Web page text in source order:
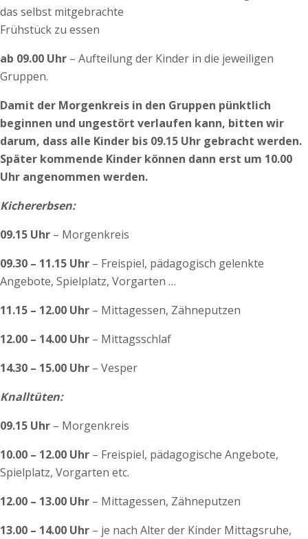
das selbst mitgebrachte
Frühstück zu essen
ab 09.00 Uhr – Aufteilung der Kinder in die jeweiligen
Gruppen.
Damit der Morgenkreis in den Gruppen pünktlich
beginnen und ungestört verlaufen kann, bitten wir
darum, dass alle Kinder bis 09.15 Uhr gebracht werden.
Später kommende Kinder können dann erst um 10.00
Uhr angenommen werden.
Kichererbsen:
09.15 Uhr – Morgenkreis
09.30 – 11.15 Uhr – Freispiel, pädagogisch gelenkte
Angebote, Spielplatz, Vorgarten …
11.15 – 12.00 Uhr – Mittagessen, Zähneputzen
12.00 – 14.00 Uhr – Mittagsschlaf
14.30 – 15.00 Uhr – Vesper
Knalltüten:
09.15 Uhr – Morgenkreis
10.00 – 12.00 Uhr – Freispiel, pädagogische Angebote,
Spielplatz, Vorgarten etc.
12.00 – 13.00 Uhr – Mittagessen, Zähneputzen
13.00 – 14.00 Uhr – je nach Alter der Kinder Mittagsruhe,